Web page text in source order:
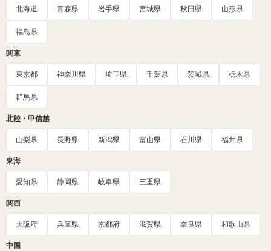
北海道 青森県 岩手県 宮城県 秋田県 山形県
福島県
関東
東京都 神奈川県 埼玉県 千葉県 茨城県 栃木県
群馬県
北陸・甲信越
山梨県 長野県 新潟県 富山県 石川県 福井県
東海
愛知県 静岡県 岐阜県 三重県
関西
大阪府 兵庫県 京都府 滋賀県 奈良県 和歌山県
中国